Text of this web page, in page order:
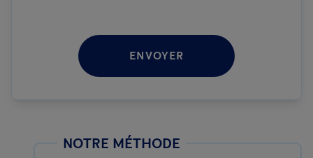
ENVOYER
NOTRE MÉTHODE